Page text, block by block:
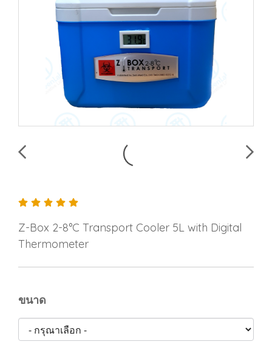
Z-Box 2-8°C Transport Cooler 5L with Digital
Thermometer
ขนาด